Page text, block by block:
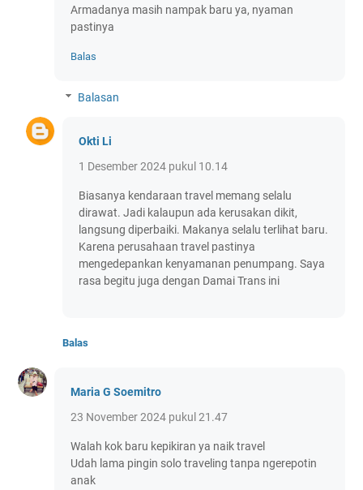
Armadanya masih nampak baru ya, nyaman
pastinya
Balas
Balasan
Okti Li
1 Desember 2024 pukul 10.14
Biasanya kendaraan travel memang selalu
dirawat. Jadi kalaupun ada kerusakan dikit,
langsung diperbaiki. Makanya selalu terlihat baru.
Karena perusahaan travel pastinya
mengedepankan kenyamanan penumpang. Saya
rasa begitu juga dengan Damai Trans ini
Balas
Maria G Soemitro
23 November 2024 pukul 21.47
Walah kok baru kepikiran ya naik travel
Udah lama pingin solo traveling tanpa ngerepotin
anak